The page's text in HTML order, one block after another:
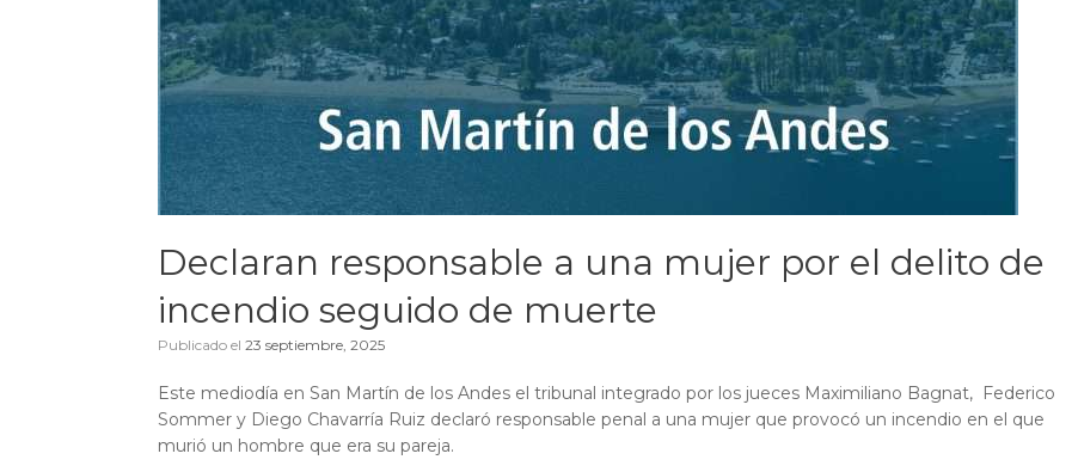
Declaran responsable a una mujer por el delito de
incendio seguido de muerte
Publicado el 23 septiembre, 2025
Este mediodía en San Martín de los Andes el tribunal integrado por los jueces Maximiliano Bagnat, Federico
Sommer y Diego Chavarría Ruiz declaró responsable penal a una mujer que provocó un incendio en el que
murió un hombre que era su pareja.